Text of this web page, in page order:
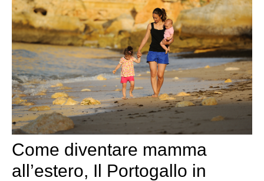
Come diventare mamma
all’estero, Il Portogallo in